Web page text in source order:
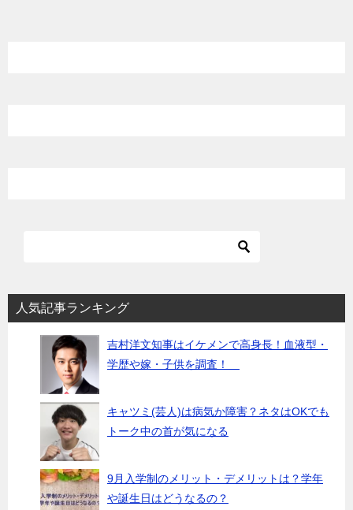
人気記事ランキング
吉村洋文知事はイケメンで高身長！血液型・
学歴や嫁・子供を調査！
キャツミ(芸人)は病気か障害？ネタはOKでも
トーク中の首が気になる
9月入学制のメリット・デメリットは？学年
や誕生日はどうなるの？